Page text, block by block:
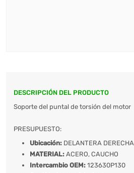
DESCRIPCIÓN DEL PRODUCTO
Soporte del puntal de torsión del motor
PRESUPUESTO:
Ubicación: DELANTERA DERECHA
MATERIAL: ACERO, CAUCHO
Intercambio OEM: 123630P130